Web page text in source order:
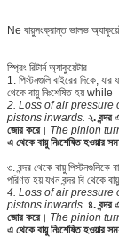
Ne বায়ুসংক্রান্ত ভালভ
স্প্রিং রিটার্ন অ্যাকুয়েটার
1. পিস্টনগুলি বাইরের দিকে, যার
থেকে বায়ু নিঃশেষিত হয় while
2. Loss of air pressure
pistons inwards. ২. বন্দর
জোর করে। The pinion
এ থেকে বায়ু নিঃশেষিত হওয়ার
৩. বন্দর থেকে বায়ু পিস্টনগুলিকে
পরিণত হয় যখন বন্দর বি থেকে
4. Loss of air pressure
pistons inwards. ৪. বন্দর
জোর করে। The pinion
এ থেকে বায়ু নিঃশেষিত হওয়ার